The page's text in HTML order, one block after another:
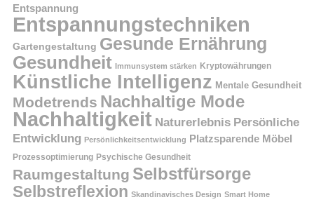
Entspannung
Entspannungstechniken
Gartengestaltung Gesunde Ernährung
Gesundheit Immunsystem stärken Kryptowährungen
Künstliche Intelligenz Mentale Gesundheit
Modetrends Nachhaltige Mode
Nachhaltigkeit Naturerlebnis Persönliche
Entwicklung Persönlichkeitsentwicklung Platzsparende Möbel
Prozessoptimierung Psychische Gesundheit
Raumgestaltung Selbstfürsorge
Selbstreflexion Skandinavisches Design Smart Home